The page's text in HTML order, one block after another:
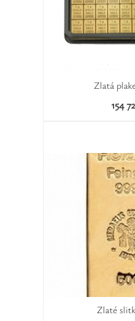
Zlatá
154
Zlaté